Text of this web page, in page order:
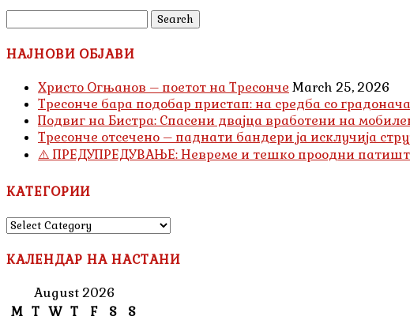
НАЈНОВИ ОБЈАВИ
Христо Огњанов – поетот на Тресонче March 25, 2026
Тресонче бара подобар пристап: на средба со
Подвиг на Бистра: Спасени двајца вработени на
Тресонче отсечено – паднати бандери ја исклучија
⚠️ ПРЕДУПРЕДУВАЊЕ: Невреме и тешко проодни
КАТЕГОРИИ
КАТЕГОРИИ
КАЛЕНДАР НА НАСТАНИ
August 2026
M T W T F S
S